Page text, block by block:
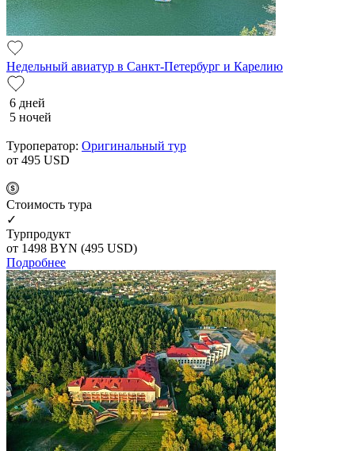
Недельный авиатур в Санкт-Петербург и Карелию
6 дней
5 ночей
Туроператор: Оригинальный тур
от 495 USD
Cтоимость тура
✓
Турпродукт
от 1498 BYN (495 USD)
Подробнее